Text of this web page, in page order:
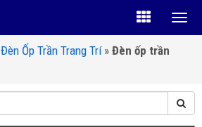
Đèn Ốp Trần Trang Trí» Đèn ốp trần